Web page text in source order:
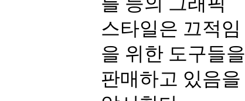
스타일은 끄적임
을 위한 도구들을
판매하고 있음을